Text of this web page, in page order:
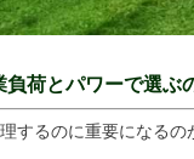
負荷とパワーで選ぶ
するのに重要になるの